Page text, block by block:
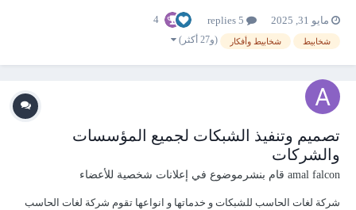
مايو 31, 2025 4
شخابيط شخابيط وأفكار (و27 أكثر)
تصميم وتنفيذ الشبكات لجميع المؤسسات
والشركات
amal falcon قام بنشرموضوع في إعلانات شخصية للأعضاء
شركة لغات الحاسب للشبكات و خدماتها و انواعها تقوم شركة لغات الحاسب